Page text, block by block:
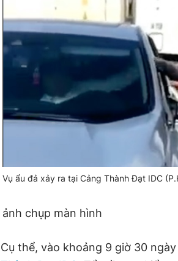
Vụ ẩu đả xảy ra tại Cảng Thành Đạt IDC
ảnh chụp màn hình
Cụ thể, vào khoảng 9 giờ 30